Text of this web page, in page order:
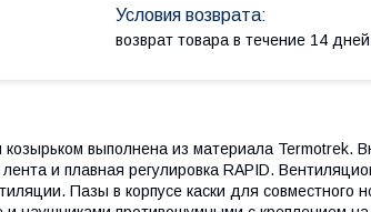
возврат товара в течение 14 дней
выполнена из материала Termotrek.
и плавная регулировка RAPID.
Пазы в корпусе каски для